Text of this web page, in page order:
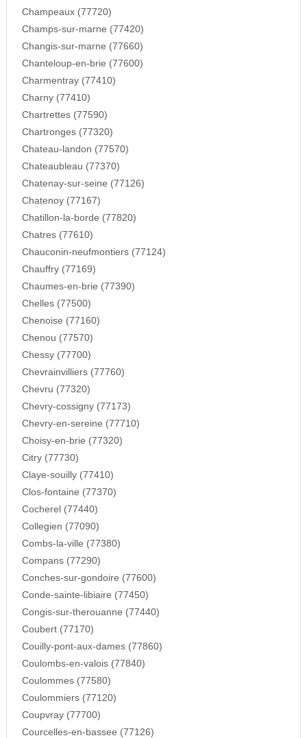
Champeaux (77720)
Champs-sur-marne (77420)
Changis-sur-marne (77660)
Chanteloup-en-brie (77600)
Charmentray (77410)
Charny (77410)
Chartrettes (77590)
Chartronges (77320)
Chateau-landon (77570)
Chateaubleau (77370)
Chatenay-sur-seine (77126)
Chatenoy (77167)
Chatillon-la-borde (77820)
Chatres (77610)
Chauconin-neufmontiers (77124)
Chauffry (77169)
Chaumes-en-brie (77390)
Chelles (77500)
Chenoise (77160)
Chenou (77570)
Chessy (77700)
Chevrainvilliers (77760)
Chevru (77320)
Chevry-cossigny (77173)
Chevry-en-sereine (77710)
Choisy-en-brie (77320)
Citry (77730)
Claye-souilly (77410)
Clos-fontaine (77370)
Cocherel (77440)
Collegien (77090)
Combs-la-ville (77380)
Compans (77290)
Conches-sur-gondoire (77600)
Conde-sainte-libiaire (77450)
Congis-sur-therouanne (77440)
Coubert (77170)
Couilly-pont-aux-dames (77860)
Coulombs-en-valois (77840)
Coulommes (77580)
Coulommiers (77120)
Coupvray (77700)
Courcelles-en-bassee (77126)